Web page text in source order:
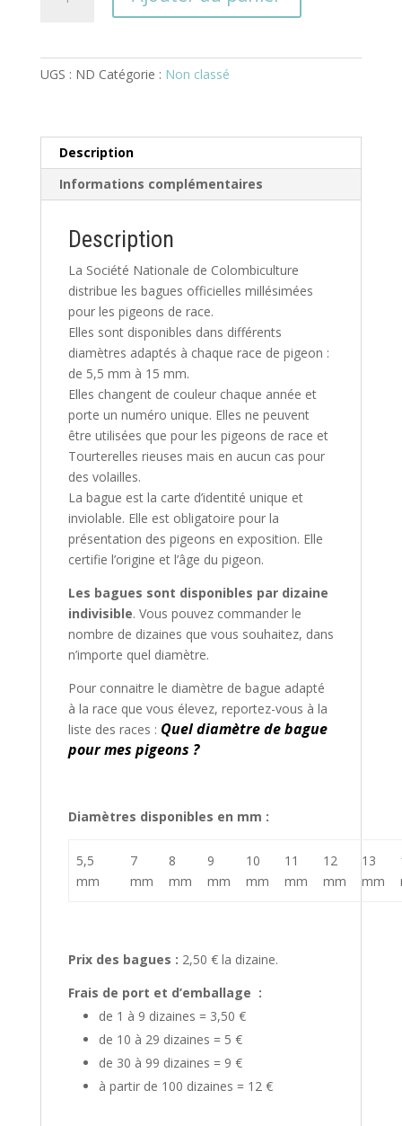
UGS : ND Catégorie : Non classé
Description
Informations complémentaires
Description
La Société Nationale de Colombiculture
distribue les bagues officielles millésimées
pour les pigeons de race.
Elles sont disponibles dans différents
diamètres adaptés à chaque race de pigeon :
de 5,5 mm à 15 mm.
Elles changent de couleur chaque année et
porte un numéro unique. Elles ne peuvent
être utilisées que pour les pigeons de race et
Tourterelles rieuses mais en aucun cas pour
des volailles.
La bague est la carte d’identité unique et
inviolable. Elle est obligatoire pour la
présentation des pigeons en exposition. Elle
certifie l’origine et l’âge du pigeon.
Les bagues sont disponibles par dizaine
indivisible. Vous pouvez commander le
nombre de dizaines que vous souhaitez, dans
n’importe quel diamètre.
Pour connaitre le diamètre de bague adapté
à la race que vous élevez, reportez-vous à la
liste des races : Quel diamètre de bague
pour mes pigeons ?
Diamètres disponibles en mm :
5,5
mm
7
mm
8
mm
9
mm
10
mm
11
mm
12
mm
13
mm
Prix des bagues : 2,50 € la dizaine.
Frais de port et d’emballage :
de 1 à 9 dizaines = 3,50 €
de 10 à 29 dizaines = 5 €
de 30 à 99 dizaines = 9 €
à partir de 100 dizaines = 12 €